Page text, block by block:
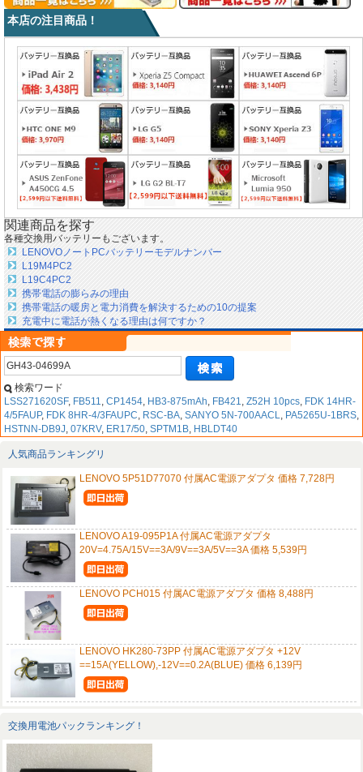
本店の注目商品！
関連商品を探す
各種交換用バッテリーもございます。
LENOVOノートPCバッテリーモデルナンバー
L19M4PC2
L19C4PC2
携帯電話の膨らみの理由
携帯電話の暖房と電力消費を解決するための10の提案
充電中に電話が熱くなる理由は何ですか？
検索ワード
LSS271620SF, FB511, CP1454, HB3-875mAh, FB421, Z52H 10pcs, FDK 14HR-
4/5FAUP, FDK 8HR-4/3FAUPC, RSC-BA, SANYO 5N-700AACL, PA5265U-1BRS,
HSTNN-DB9J, 07KRV, ER17/50, SPTM1B, HBLDT40
人気商品ランキングリ
LENOVO 5P51D77070 付属AC電源アダプタ 価格 7,728円
LENOVO A19-095P1A 付属AC電源アダプタ
20V=4.75A/15V==3A/9V==3A/5V==3A 価格 5,539円
LENOVO PCH015 付属AC電源アダプタ 価格 8,488円
LENOVO HK280-73PP 付属AC電源アダプタ +12V
==15A(YELLOW),-12V==0.2A(BLUE) 価格 6,139円
交換用電池パックランキング！